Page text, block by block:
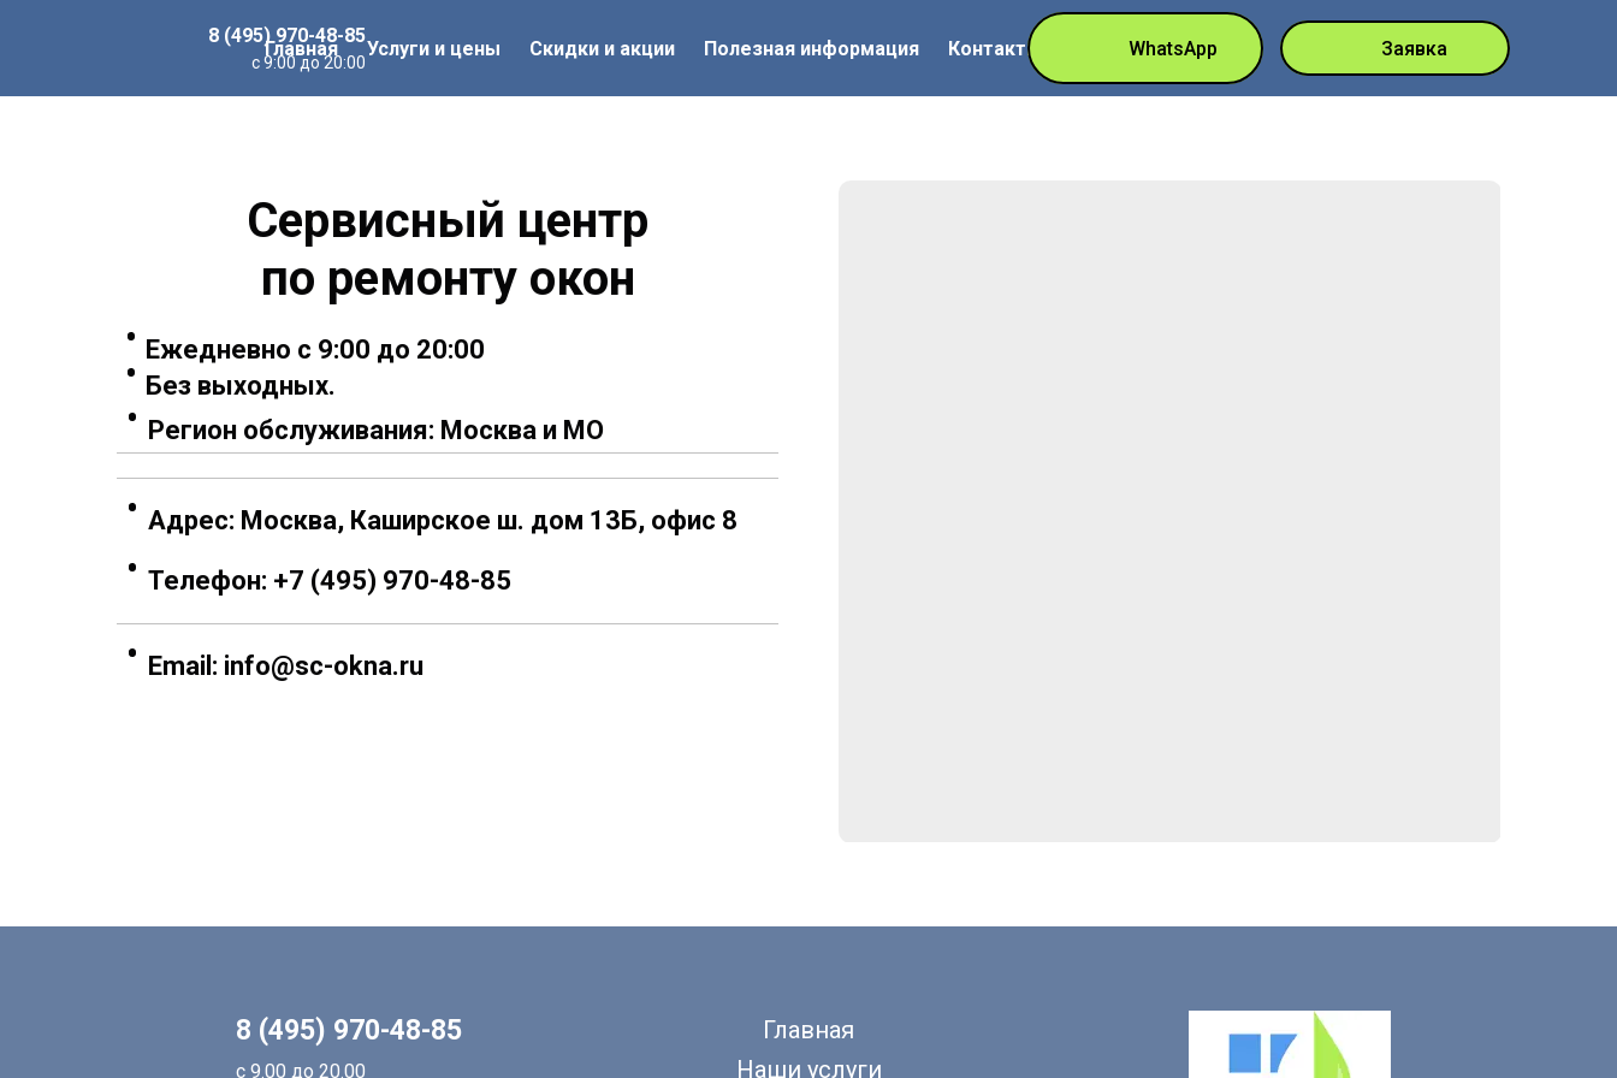
8 (495) 970-48-85
с 9:00 до 20:00
Главная Услуги и цены Скидки и акции Полезная информация Контакты WhatsApp Заявка
Регион обслуживания: Москва и МО
Сервисный центр
по ремонту окон
Ежедневно с 9:00 до 20:00
Без выходных.
Адрес: Москва, Каширское ш. дом 13Б, офис 8
Телефон: +7 (495) 970-48-85
Email: info@sc-okna.ru
8 (495) 970-48-85
с 9.00 до 20.00
Главная
Наши услуги